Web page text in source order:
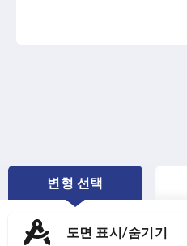
변형 선택
CURRENT
도면 표시/숨기기